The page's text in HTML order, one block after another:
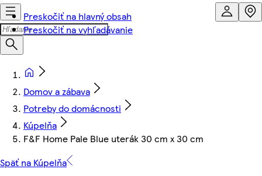
Preskočiť na hlavný obsah
Preskočiť na vyhľadávanie
Domov a zábava
Potreby do domácnosti
Kúpelňa
F&F Home Pale Blue uterák 30 cm x 30 cm
Späť na Kúpelňa